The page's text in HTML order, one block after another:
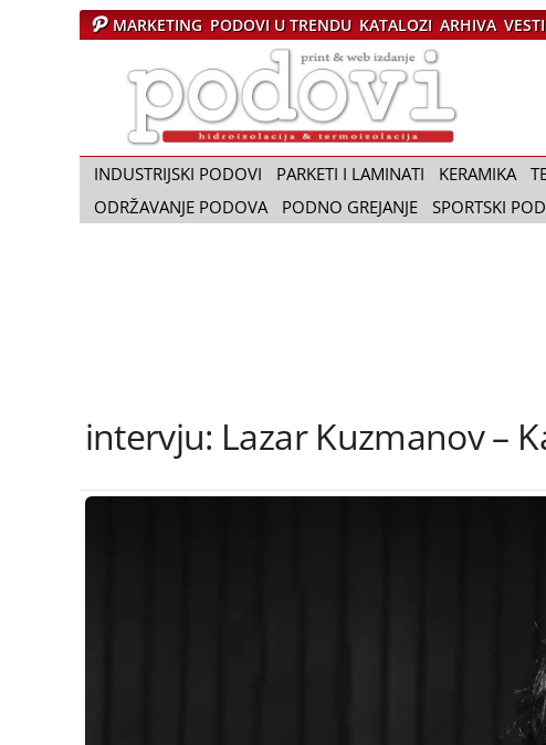
MARKETING PODOVI U TRENDU KATALOZI ARHIVA VESTI
a
p
i
P
INDUSTRIJSKI PODOVI PARKETI I LAMINATI KERAMIKA
ODRŽAVANJE PODOVA
PODNO GREJANJE SPORTSKI
intervju: Lazar Kuzmanov –